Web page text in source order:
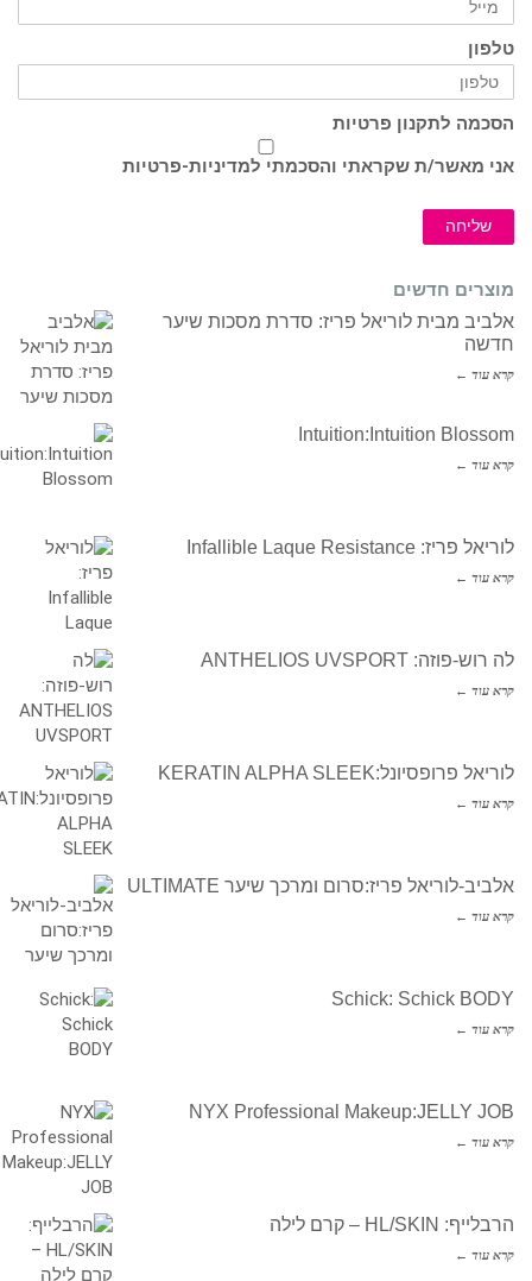
טלפון
הסכמה לתקנון פרטיות
אני מאשר/ת שקראתי והסכמתי למדיניות-פרטיות
שליחה
מוצרים חדשים
אלביב מבית לוריאל פריז: סדרת מסכות שיער
חדשה
קרא עוד ←
Intuition:Intuition Blossom
קרא עוד ←
לוריאל פריז: Infallible Laque Resistance
קרא עוד ←
לה רוש-פוזה: ANTHELIOS UVSPORT
קרא עוד ←
לוריאל פרופסיונל:KERATIN ALPHA SLEEK
קרא עוד ←
אלביב-לוריאל פריז:סרום ומרכך שיער ULTIMATE
קרא עוד ←
Schick: Schick BODY
קרא עוד ←
NYX Professional Makeup:JELLY JOB
קרא עוד ←
הרבלייף: HL/SKIN – קרם לילה
קרא עוד ←